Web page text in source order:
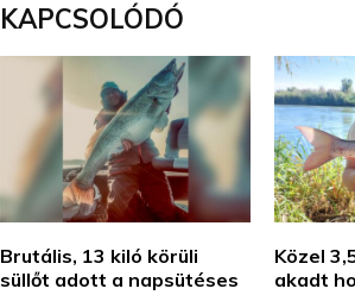
KAPCSOLÓDÓ
Brutális, 13 kiló körüli
süllőt adott a napsütéses
Közel
akadt